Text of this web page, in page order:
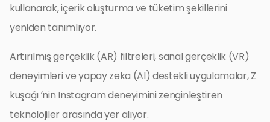
kullanarak, içerik oluşturma ve tüketim şekillerini
yeniden tanımlıyor.
Artırılmış gerçeklik (AR) filtreleri, sanal gerçeklik (VR)
deneyimleri ve yapay zeka (AI) destekli uygulamalar, Z
kuşağı ‘nin Instagram deneyimini zenginleştiren
teknolojiler arasında yer alıyor.